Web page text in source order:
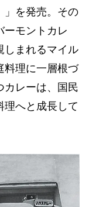
」を発売。その
ーモントカレ
しまれるマイル
料理に一層根づ
カレーは、国民
理へと成長して